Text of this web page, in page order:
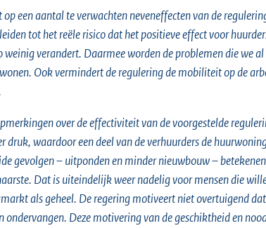
een aantal te verwachten neveneffecten van de
tot het reële risico dat het positieve effect voor
verandert. Daarmee worden de problemen die we
Ook vermindert de regulering de mobiliteit op de
over de effectiviteit van de voorgestelde
druk, waardoor een deel van de verhuurders de
gevolgen – uitponden en minder nieuwbouw –
Dat is uiteindelijk weer nadelig voor mensen die
als geheel. De regering motiveert niet overtuigend
ondervangen. Deze motivering van de geschiktheid en